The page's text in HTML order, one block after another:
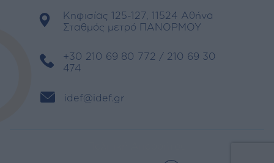
Κηφισίας 125-127, 11524 Αθήνα
Σταθμός μετρό ΠΑΝΟΡΜΟΥ
+30 210 69 80 772 / 210 69 30
474
idef@idef.gr